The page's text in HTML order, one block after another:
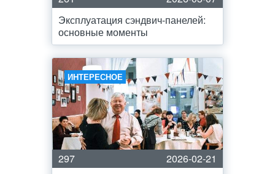
Эксплуатация сэндвич-панелей:
основные моменты
ИНТЕРЕСНОЕ
297
2026-02-21